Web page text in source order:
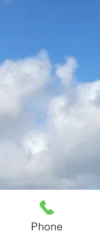
Phone